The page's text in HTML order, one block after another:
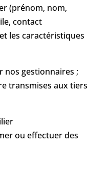
(prénom, nom,
contact
les caractéristiques
nos gestionnaires ;
transmises aux tiers
ou effectuer des